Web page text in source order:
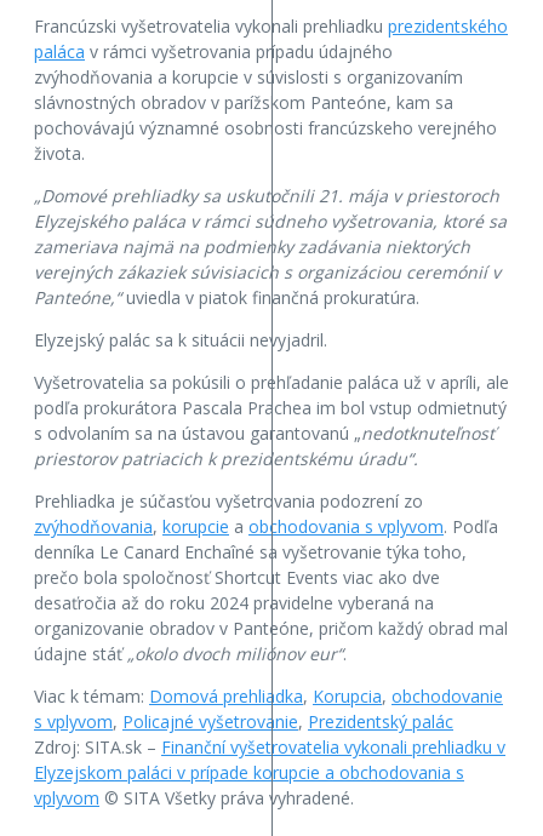
Francúzski vyšetrovatelia vykonali prehliadku prezidentského
paláca v rámci vyšetrovania prípadu údajného
zvýhodňovania a korupcie v súvislosti s organizovaním
slávnostných obradov v parížskom Panteóne, kam sa
pochovávajú významné osobnosti francúzskeho verejného
života.
„Domové prehliadky sa uskutočnili 21. mája v priestoroch
Elyzejského paláca v rámci súdneho vyšetrovania, ktoré sa
zameriava najmä na podmienky zadávania niektorých
verejných zákaziek súvisiacich s organizáciou ceremónií v
Panteóne,“uviedla v piatok finančná prokuratúra.
Elyzejský palác sa k situácii nevyjadril.
Vyšetrovatelia sa pokúsili o prehľadanie paláca už v apríli, ale
podľa prokurátora Pascala Prachea im bol vstup odmietnutý
s odvolaním sa na ústavou garantovanú „nedotknuteľnosť
priestorov patriacich k prezidentskému úradu“.
Prehliadka je súčasťou vyšetrovania podozrení zo
zvýhodňovania, korupcie a obchodovania s vplyvom. Podľa
denníka Le Canard Enchaîné sa vyšetrovanie týka toho,
prečo bola spoločnosť Shortcut Events viac ako dve
desaťročia až do roku 2024 pravidelne vyberaná na
organizovanie obradov v Panteóne, pričom každý obrad mal
údajne stáť„okolo dvoch miliónov eur“.
Viac k témam: Domová prehliadka, Korupcia, obchodovanie
s vplyvom, Policajné vyšetrovanie, Prezidentský palác
Zdroj: SITA.sk – Finanční vyšetrovatelia vykonali prehliadku v
Elyzejskom paláci v prípade korupcie a obchodovania s
vplyvom © SITA Všetky práva vyhradené.